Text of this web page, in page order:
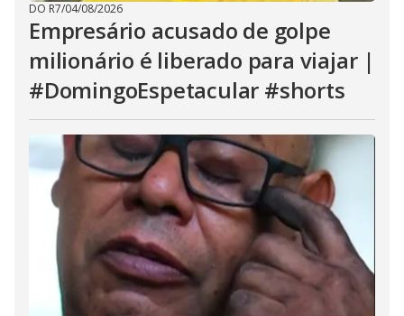
DO R7/04/08/2026
Empresário acusado de golpe
milionário é liberado para viajar |
#DomingoEspetacular #shorts